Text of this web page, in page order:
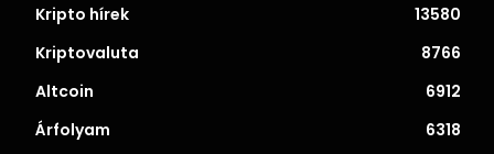
Kripto hírek
13580
Kriptovaluta
8766
Altcoin
6912
Árfolyam
6318